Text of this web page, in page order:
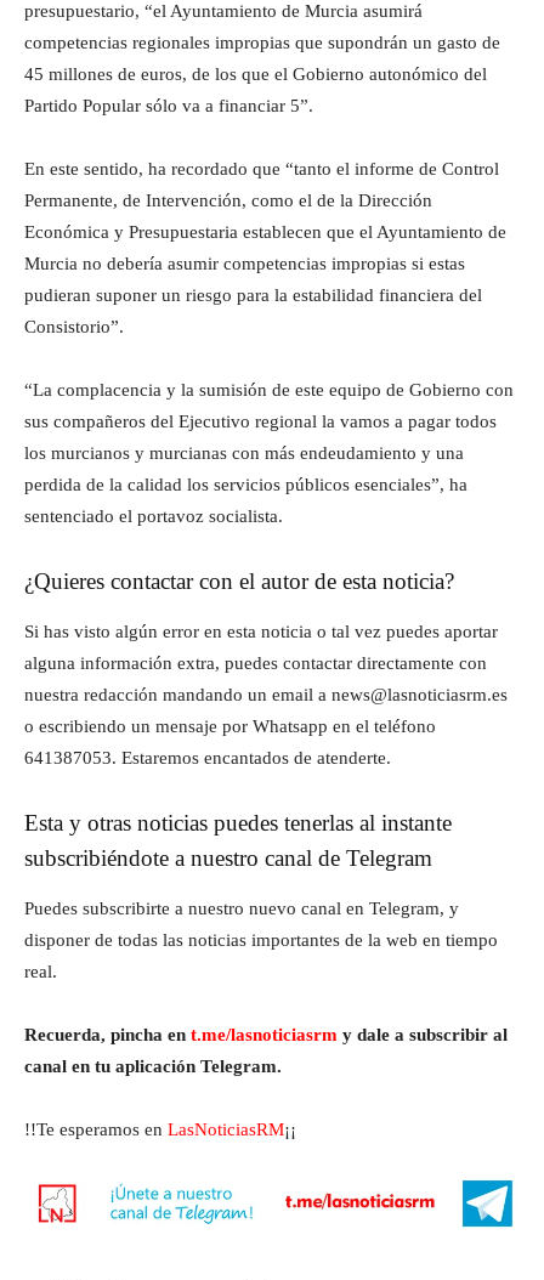
presupuestario, “el Ayuntamiento de Murcia asumirá
competencias regionales impropias que supondrán un gasto de
45 millones de euros, de los que el Gobierno autonómico del
Partido Popular sólo va a financiar 5”.
En este sentido, ha recordado que “tanto el informe de Control
Permanente, de Intervención, como el de la Dirección
Económica y Presupuestaria establecen que el Ayuntamiento de
Murcia no debería asumir competencias impropias si estas
pudieran suponer un riesgo para la estabilidad financiera del
Consistorio”.
“La complacencia y la sumisión de este equipo de Gobierno con
sus compañeros del Ejecutivo regional la vamos a pagar todos
los murcianos y murcianas con más endeudamiento y una
perdida de la calidad los servicios públicos esenciales”, ha
sentenciado el portavoz socialista.
¿Quieres contactar con el autor de esta noticia?
Si has visto algún error en esta noticia o tal vez puedes aportar
alguna información extra, puedes contactar directamente con
nuestra redacción mandando un email a news@lasnoticiasrm.es
o escribiendo un mensaje por Whatsapp en el teléfono
641387053. Estaremos encantados de atenderte.
Esta y otras noticias puedes tenerlas al instante
subscribiéndote a nuestro canal de Telegram
Puedes subscribirte a nuestro nuevo canal en Telegram, y
disponer de todas las noticias importantes de la web en tiempo
real.
Recuerda, pincha en t.me/lasnoticiasrm y dale a subscribir al
canal en tu aplicación Telegram.
!!Te esperamos en LasNoticiasRM¡¡